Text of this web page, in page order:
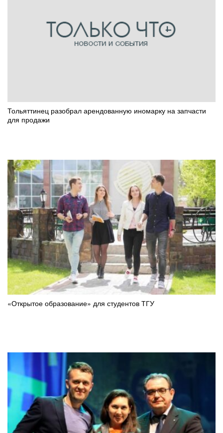
Тольяттинец разобрал арендованную иномарку на запчасти
для продажи
«Открытое образование» для студентов ТГУ